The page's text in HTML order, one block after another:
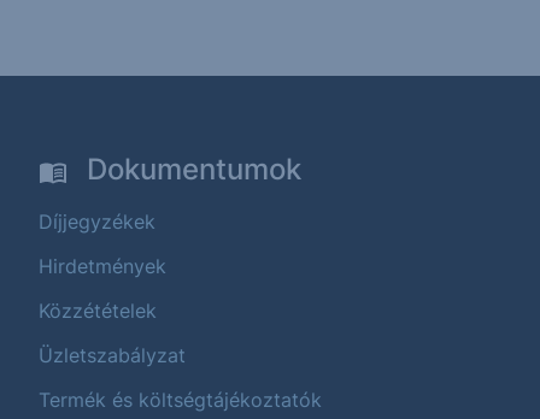
Dokumentumok
Díjjegyzékek
Hirdetmények
Közzétételek
Üzletszabályzat
Termék és költségtájékoztatók